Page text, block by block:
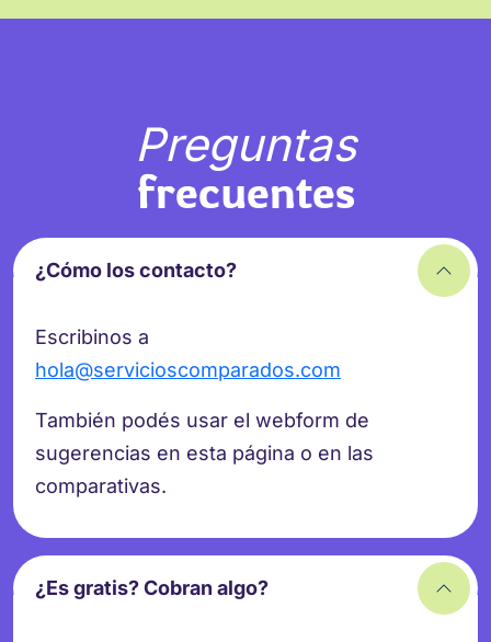
Preguntas
frecuentes
¿Cómo los contacto?
Escribinos a
hola@servicioscomparados.com
También podés usar el webform de
sugerencias en esta página o en las
comparativas.
¿Es gratis? Cobran algo?